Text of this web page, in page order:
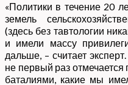
«Политики в течение 20
земель
(здесь без тавтологии
и имели массу
дальше, – считает
не первый раз
баталиями, какие мы